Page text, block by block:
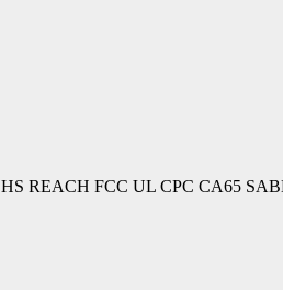
REACH FCC UL CPC CA65